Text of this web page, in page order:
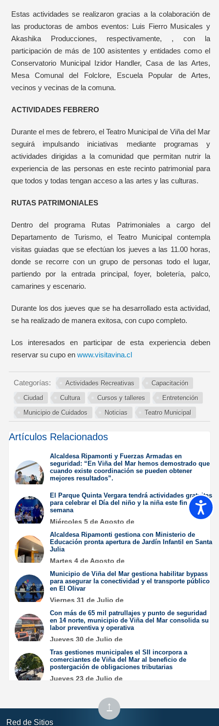
Estas actividades se realizaron gracias a la colaboración de
las productoras de ambos eventos: Luis Fierro Musicales y
Akashika Producciones, respectivamente, , con la
participación de más de 100 asistentes y entidades como el
Conservatorio Municipal Izidor Handler, Casa de las Artes,
Mesa Comunal del Folclore, Escuela Popular de Artes,
vecinos y vecinas de la comuna.
ACTIVIDADES FEBRERO
Durante el mes de febrero, el Teatro Municipal de Viña del Mar
seguirá impulsando iniciativas mediante programas y
actividades dirigidas a la comunidad que permitan nutrir la
experiencia de las personas en este recinto patrimonial para
que todos y todas tengan acceso a las artes y las culturas.
RUTAS PATRIMONIALES
Dentro del programa Rutas Patrimoniales a cargo del
Departamento de Turismo, el Teatro Municipal contempla
visitas guiadas que se efectúan los jueves a las 11.00 horas,
donde se recorre con un grupo de personas todo el lugar,
partiendo por la entrada principal, foyer, boletería, palco,
camarines y escenario.
Durante los dos jueves que se ha desarrollado esta actividad,
se ha realizado de manera exitosa, con cupo completo.
Los interesados en participar de esta experiencia deben
reservar su cupo en www.visitavina.cl
Categorías: Actividades Recreativas
Capacitación
Ciudad
Cultura Cursos y talleres
Entretención
Municipio de Cuidados
Noticias Teatro Municipal
Artículos Relacionados
Alcaldesa Ripamonti y Fuerzas Armadas en
seguridad: “En Viña del Mar hemos demostrado que
cuando existe coordinación se pueden obtener
mejores resultados”.
2026
El Parque Quinta Vergara tendrá actividades gratuitas
para celebrar el Día del niño y la niña este fin de
semana
Miércoles 5 de Agosto de
Alcaldesa Ripamonti gestiona con Ministerio de
Educación pronta apertura de Jardín Infantil en Santa
Julia
Martes 4 de Agosto de
Municipio de Viña del Mar gestiona habilitar bypass
para asegurar la conectividad y el transporte público
en El Olivar
Viernes 31 de Julio de
Con más de 65 mil patrullajes y punto de seguridad
en 14 norte, municipio de Viña del Mar consolida su
labor preventiva y operativa
Jueves 30 de Julio de
Tras gestiones municipales el SII incorpora a
comerciantes de Viña del Mar al beneficio de
postergación de obligaciones tributarias
Jueves 23 de Julio de
↑ Subir
al
Red de Sitios